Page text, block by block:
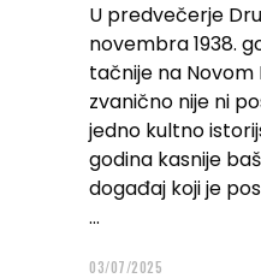
U predvečerje
novembra 1938.
tačnije na Novom
zvanično nije ni
jedno kultno
godina kasnije
događaj koji je
03/07/2025